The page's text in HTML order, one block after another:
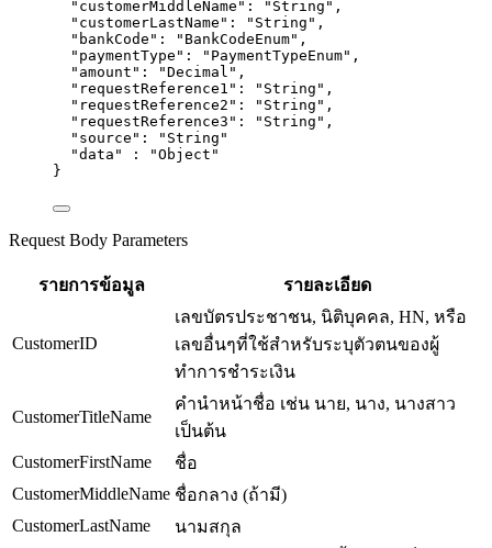
"customerMiddleName" : " String " ,
"customerLastName" : " String " ,
"bankCode" : " BankCodeEnum" ,
"paymentType" : " PaymentTypeEnum" ,
"amount" : "Decimal " ,
"requestReference1" : " String " ,
"requestReference2" : " String " ,
"requestReference3" : " String " ,
"source" : " String "
"data " : "Object "
}
Request Body Parameters
รายการข้อมูล รายละเอียด
CustomerID
เลขบัตรประชาชน, นิติบุคคล, HN, หรือ
เลขอื่นๆที่ใช้สำหรับระบุตัวตนของผู้
ทำการชำระเงิน
CustomerTitleName
คำนำหน้าชื่อ เช่น นาย, นาง, นางสาว
เป็นต้น
CustomerFirstName
ชื่อ
CustomerMiddleName ชื่อกลาง (ถ้ามี)
CustomerLastName
นามสกุล